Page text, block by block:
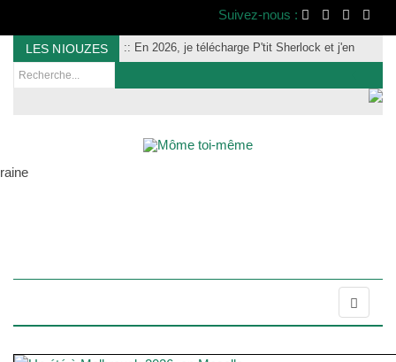
Suivez-nous :
LES NIOUZES :: En 2026, je télécharge P'tit Sherlock et j'en